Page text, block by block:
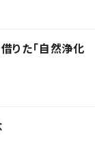
りた「自然浄化